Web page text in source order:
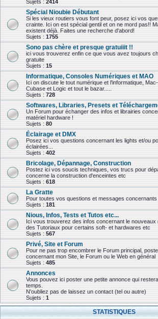
Sujets : 2414
Spécial Nioubie Débutant
Si les vieux routiers vous font peur, posez ici vos
crainte. Ici on est spécial gentil et on ne mord pas!!
existent déjà. Faites une recherche d'abord!
Sujets : 1755
Sono pas chère et presque gratuiiit !!
ici vous trouverez enfin ce que vous avez toujours
gratuite
Sujets : 15
Informatique, Consoles Numériques et MAO
Ici on discute le tout numérique et l'informatique,
Cubase et Logic et tout le bazar.....
Sujets : 728
Softwares, Libraries, Presets et
Un Forum pour échanger des infos et librairies
matériel hardware !
Sujets : 80
Éclairage et DMX
Posez ici vos questions concernant les lights et/ou
éclairées...
Sujets : 402
Bricolage, Dépannage, Construction
Postez ici vos soucis techniques, vos trucs pour
concerne la construction d'enceintes etc
Sujets : 618
La Gratte
Pour toutes vos questions et messages concernants
Sujets : 181
Nious, Infos, Tests et Tutos etc...
Ici vous trouverez des infos concernant le nouveaux
des Tutoriaux pour certains soft- et hardwares etc
Sujets : 567
Privé, Site et Forum
Pour ne pas trop encombrer le Forum principal,
concernant mon Site, le Forum ou le Web en général
Sujets : 485
Annonces
Vous pouvez ici poster une petite annonce qui
temps.
N'oubliez pas de laissez un contact (tel ou autre)
Sujets : 1
STATISTIQUES